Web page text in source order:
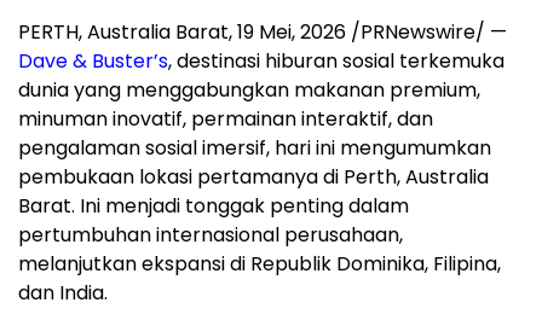
PERTH, Australia Barat,19 Mei, 2026 /PRNewswire/ —
Dave & Buster’s, destinasi hiburan sosial terkemuka
dunia yang menggabungkan makanan premium,
minuman inovatif, permainan interaktif, dan
pengalaman sosial imersif, hari ini mengumumkan
pembukaan lokasi pertamanya di Perth, Australia
Barat. Ini menjadi tonggak penting dalam
pertumbuhan internasional perusahaan,
melanjutkan ekspansi di Republik Dominika, Filipina,
dan India.